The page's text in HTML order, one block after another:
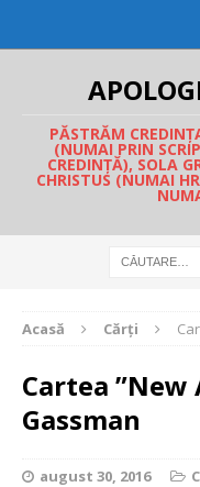
PĂSTRĂM
(NUMAI PRIN
CREDINȚĂ), SOLA
CHRISTUS (NUMAI
Acasă Cărți
Cartea ”New
Gassman
august 30, 2016